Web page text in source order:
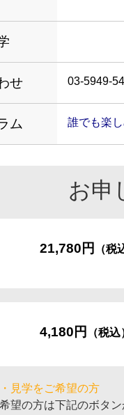
せ 03-5949-
ム 誰でも楽
お申
21,780円 （税
4,180円 （税込
見学をご希望の方
望の方は下記のボタ